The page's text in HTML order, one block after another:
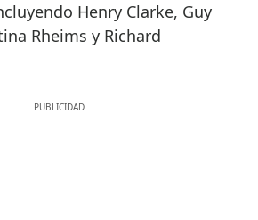
Henry Clarke, Guy
Rheims y Richard